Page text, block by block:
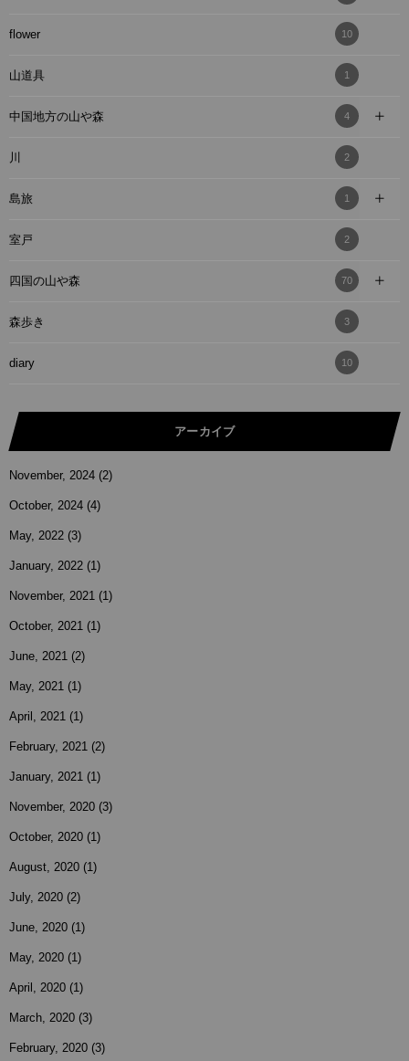
flower 10
山道具 1
中国地方の山や森 4
川 2
島旅 1
室戸 2
四国の山や森 70
森歩き 3
diary 10
アーカイブ
November, 2024 (2)
October, 2024 (4)
May, 2022 (3)
January, 2022 (1)
November, 2021 (1)
October, 2021 (1)
June, 2021 (2)
May, 2021 (1)
April, 2021 (1)
February, 2021 (2)
January, 2021 (1)
November, 2020 (3)
October, 2020 (1)
August, 2020 (1)
July, 2020 (2)
June, 2020 (1)
May, 2020 (1)
April, 2020 (1)
March, 2020 (3)
February, 2020 (3)